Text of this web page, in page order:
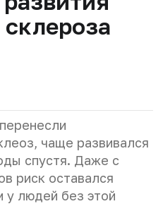
чаще развивался
спустя. Даже с
риск оставался
у людей без этой